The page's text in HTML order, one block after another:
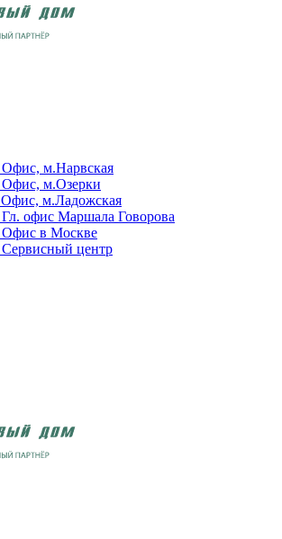
Офис, м.Нарвская
Офис, м.Озерки
Офис, м.Ладожская
Гл. офис Маршала Говорова
Офис в Москве
Сервисный центр